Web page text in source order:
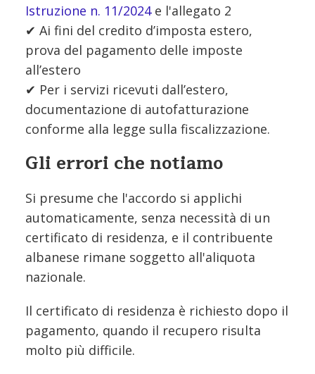
Istruzione n. 11/2024 e l'allegato 2
✔ Ai fini del credito d’imposta estero,
prova del pagamento delle imposte
all’estero
✔ Per i servizi ricevuti dall’estero,
documentazione di autofatturazione
conforme alla legge sulla fiscalizzazione.
Gli errori che notiamo
Si presume che l'accordo si applichi
automaticamente, senza necessità di un
certificato di residenza, e il contribuente
albanese rimane soggetto all'aliquota
nazionale.
Il certificato di residenza è richiesto dopo il
pagamento, quando il recupero risulta
molto più difficile.